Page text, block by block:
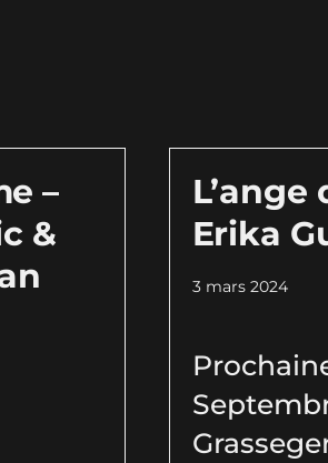
–
&
L’ange
Erika
3 mars 2024